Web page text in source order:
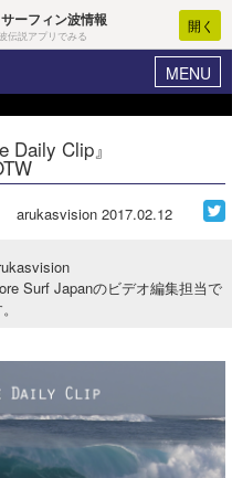
ーフィン波情報
伝説アプリでみる
開く
MENU
プ マイホーム
波予想ツール
アガイド
Daily Clip』
arukasvision 2017.02.12
Surf Japanのビデオ編集担当で
タメ
報